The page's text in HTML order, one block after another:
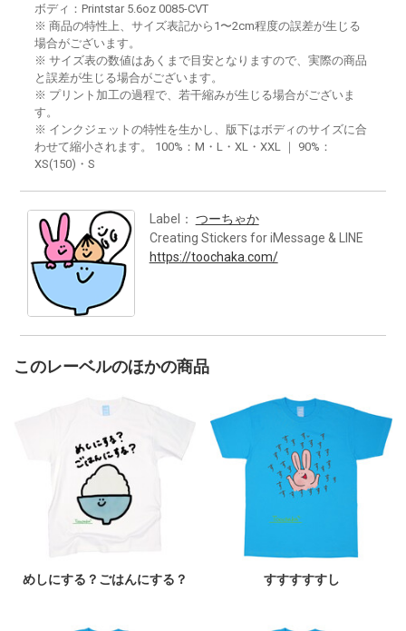
ボディ：Printstar 5.6oz 0085-CVT
※ 商品の特性上、サイズ表記から1〜2cm程度の誤差が生じる
場合がございます。
※ サイズ表の数値はあくまで目安となりますので、実際の商品
と誤差が生じる場合がございます。
※ プリント加工の過程で、若干縮みが生じる場合がございま
す。
※ インクジェットの特性を生かし、版下はボディのサイズに合
わせて縮小されます。 100%：M・L・XL・XXL ｜ 90%：
XS(150)・S
Label： つーちゃか
Creating Stickers for iMessage & LINE
https://toochaka.com/
このレーベルのほかの商品
めしにする？ごはんにする？ すすすすすし